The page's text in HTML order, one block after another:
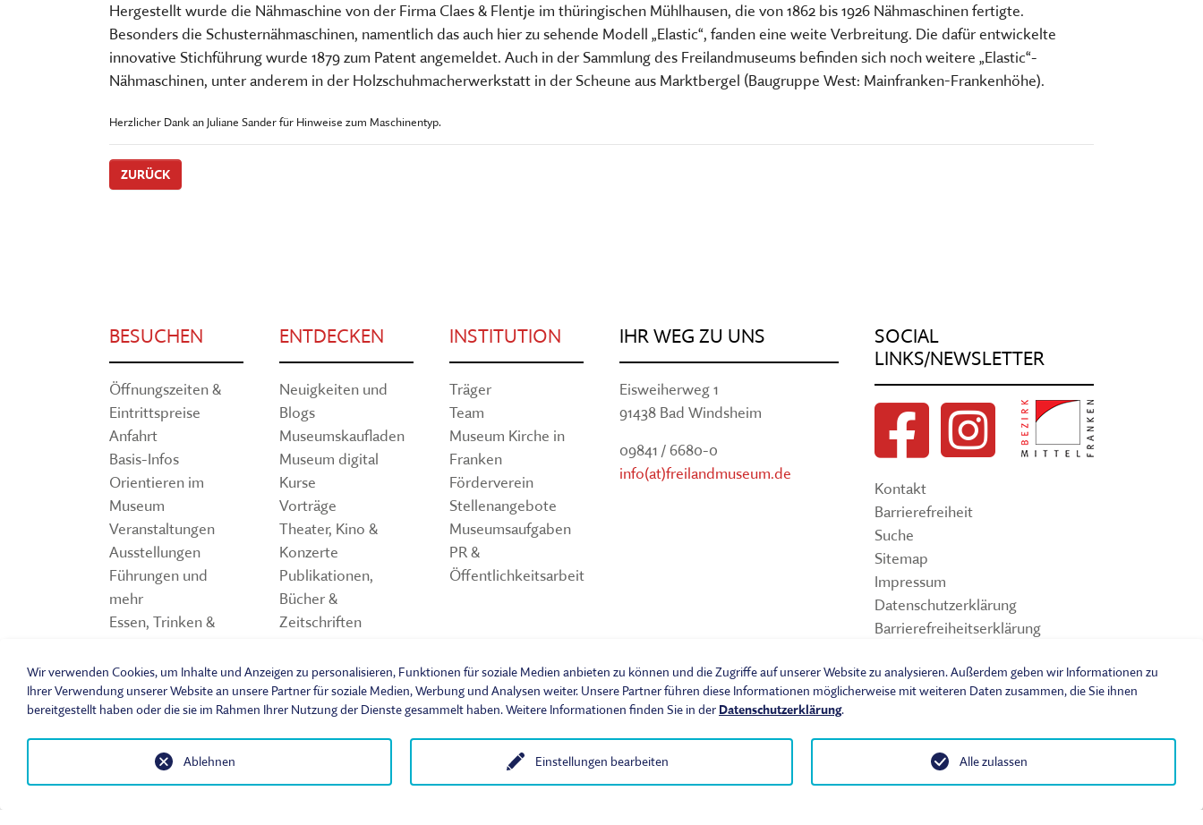
Hergestellt wurde die Nähmaschine von der Firma Claes & Flentje im thüringischen Mühlhausen, die von 1862 bis 1926 Nähmaschinen fertigte.
Besonders die Schusternähmaschinen, namentlich das auch hier zu sehende Modell „Elastic“, fanden eine weite Verbreitung. Die dafür entwickelte
innovative Stichführung wurde 1879 zum Patent angemeldet. Auch in der Sammlung des Freilandmuseums befinden sich noch weitere „Elastic“-
Nähmaschinen, unter anderem in der Holzschuhmacherwerkstatt in der Scheune aus Marktbergel (Baugruppe West: Mainfranken-Frankenhöhe).
Herzlicher Dank an Juliane Sander für Hinweise zum Maschinentyp.
ZURÜCK
BESUCHEN
Öffnungszeiten &
Eintrittspreise
Anfahrt
Basis-Infos
Orientieren im
Museum
Veranstaltungen
Ausstellungen
Führungen und
mehr
Essen, Trinken &
ENTDECKEN
Neuigkeiten und
Blogs
Museumskaufladen
Museum digital
Kurse
Vorträge
Theater, Kino &
Konzerte
Publikationen,
Bücher &
Zeitschriften
Spiele und Quiz zum
Freilandmuseum
INSTITUTION
Träger
Team
Museum Kirche in
Franken
Förderverein
Stellenangebote
Museumsaufgaben
PR &
Öffentlichkeitsarbeit
IHR WEG ZU UNS
Eisweiherweg 1
91438 Bad Windsheim
09841 / 6680-0
info(at)freilandmuseum.de
SOCIAL
LINKS/NEWSLETTER
Kontakt
Barrierefreiheit
Suche
Sitemap
Impressum
Datenschutzerklärung
Barrierefreiheitserklärung
Widerrufsbelehrung
Vertrag widerrufen
Benutzungsordnung
Wir verwenden Cookies, um Inhalte und Anzeigen zu personalisieren, Funktionen für soziale Medien anbieten zu können und die Zugriffe auf unserer Website zu analysieren. Außerdem geben wir Informationen zu
Ihrer Verwendung unserer Website an unsere Partner für soziale Medien, Werbung und Analysen weiter. Unsere Partner führen diese Informationen möglicherweise mit weiteren Daten zusammen, die Sie ihnen
bereitgestellt haben oder die sie im Rahmen Ihrer Nutzung der Dienste gesammelt haben. Weitere Informationen finden Sie in der Datenschutzerklärung.
Einstellungen bearbeiten
Ablehnen Alle zulassen